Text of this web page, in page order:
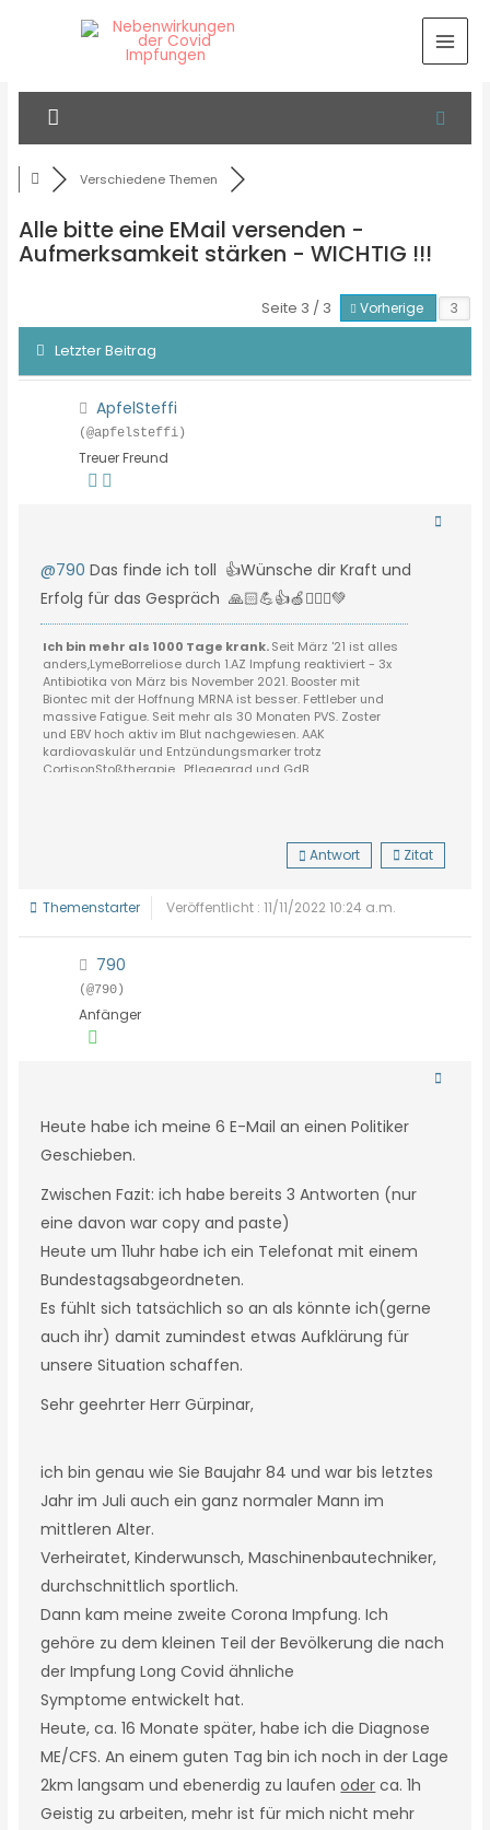
Verschiedene Themen
Alle bitte eine EMail versenden -
Aufmerksamkeit stärken - WICHTIG !!!
Seite 3 / 3 Vorherige
Letzter Beitrag
ApfelSteffi
(@apfelsteffi)
Treuer Freund
@790 Das finde ich toll 👍Wünsche dir Kraft und
Erfolg für das Gespräch 🙏🏻💪👍🍏🙋🏼‍♀️💚
Ich bin mehr als 1000 Tage krank.Seit März '21 ist alles
anders,LymeBorreliose durch 1.AZ Impfung reaktiviert - 3x
Antibiotika von März bis November 2021. Booster mit
Biontec mit der Hoffnung MRNA ist besser. Fettleber und
massive Fatigue. Seit mehr als 30 Monaten PVS. Zoster
und EBV hoch aktiv im Blut nachgewiesen. AAK
kardiovaskulär und Entzündungsmarker trotz
CortisonStoßtherapie....Pflegegrad und GdB....
Wir müssen zusammen gegen das Unrecht was uns
Antwort Zitat
Themenstarter Veröffentlicht : 11/11/2022 10:24 a.m.
790
(@790)
Anfänger
Heute habe ich meine 6 E-Mail an einen Politiker
Geschieben.
Zwischen Fazit: ich habe bereits 3 Antworten (nur
eine davon war copy and paste)
Heute um 11uhr habe ich ein Telefonat mit einem
Bundestagsabgeordneten.
Es fühlt sich tatsächlich so an als könnte ich(gerne
auch ihr) damit zumindest etwas Aufklärung für
unsere Situation schaffen.
Sehr geehrter Herr Gürpinar,
ich bin genau wie Sie Baujahr 84 und war bis letztes
Jahr im Juli auch ein ganz normaler Mann im
mittleren Alter.
Verheiratet, Kinderwunsch, Maschinenbautechniker,
durchschnittlich sportlich.
Dann kam meine zweite Corona Impfung. Ich
gehöre zu dem kleinen Teil der Bevölkerung die nach
der Impfung Long Covid ähnliche
Symptome entwickelt hat.
Heute, ca. 16 Monate später, habe ich die Diagnose
ME/CFS. An einem guten Tag bin ich noch in der Lage
2km langsam und ebenerdig zu laufen oder ca. 1h
Geistig zu arbeiten, mehr ist für mich nicht mehr